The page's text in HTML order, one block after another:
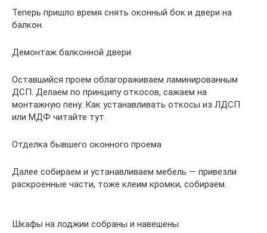
Теперь пришло время снять оконный бок и двери на
балкон.
Демонтаж балконной двери
Оставшийся проем облагораживаем ламинированным
ДСП. Делаем по принципу откосов, сажаем на
монтажную пену. Как устанавливать откосы из ЛДСП
или МДФ читайте тут.
Отделка бывшего оконного проема
Далее собираем и устанавливаем мебель — привезли
раскроенные части, тоже клеим кромки, собираем.
Шкафы на лоджии собраны и навешены